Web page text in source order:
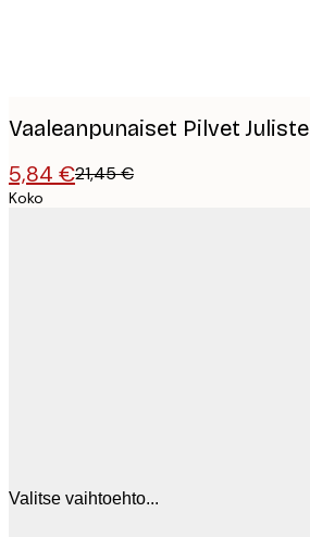
Vaaleanpunaiset Pilvet Juliste
5,84 €21,45 €
Koko
Valitse vaihtoehto...